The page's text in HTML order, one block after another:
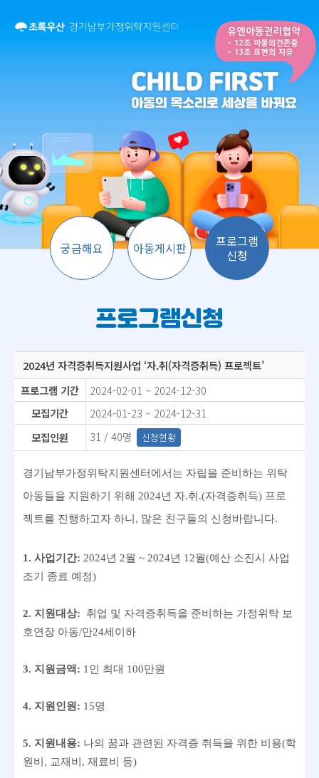
궁금해요 아동게시판
프로그램
신청
프로그램신청
2024년 자격증취득지원사업 ‘자.취(자격증취득) 프로젝트’
프로그램 기간
2024-02-01 ~ 2024-12-30
모집기간
2024-01-23 ~ 2024-12-31
모집인원
31 / 40명 신청현황
경기남부가정위탁지원센터에서는 자립을 준비하는 위탁
아동들을 지원하기 위해 2024년 자.취.(자격증취득) 프로
젝트를 진행하고자 하니, 많은 친구들의 신청바랍니다.
1. 사업기간: 2024년 2월 ~ 2024년 12월(예산 소진시 사업
조기 종료 예정)
2. 지원대상:
취업 및 자격증취득을 준비하는 가정위탁 보
호연장 아동/만24세이하
3. 지원금액: 1인 최대 100만원
4. 지원인원: 15명
5. 지원내용: 나의 꿈과 관련된 자격증 취득을 위한 비용(학
원비 , 교재비 , 재료비 등)